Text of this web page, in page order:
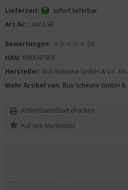
Lieferzeit:
sofort lieferbar
Art.Nr.: 4472.SB
Bewertungen:
(0)
HAN: N90047901
Hersteller: Bus-Scheune GmbH & Co. KG.
Mehr Artikel von: Bus-Scheune GmbH &
Artikeldatenblatt drucken